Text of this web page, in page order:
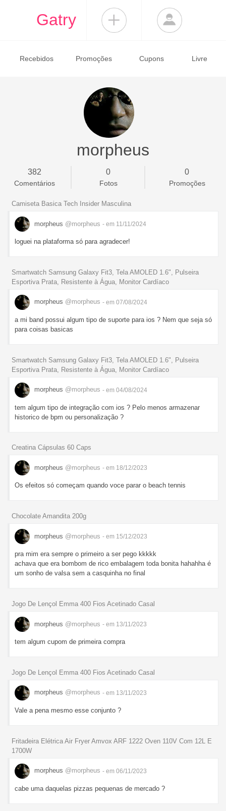
Gatry
Recebidos Promoções Cupons Livre
morpheus
382
Comentários
0
Fotos
0
Promoções
Camiseta Basica Tech Insider Masculina
morpheus @morpheus - em 11/11/2024
loguei na plataforma só para agradecer!
Smartwatch Samsung Galaxy Fit3, Tela AMOLED 1.6", Pulseira
Esportiva Prata, Resistente à Água, Monitor Cardíaco
morpheus @morpheus - em 07/08/2024
a mi band possui algum tipo de suporte para ios ? Nem que seja só
para coisas basicas
Smartwatch Samsung Galaxy Fit3, Tela AMOLED 1.6", Pulseira
Esportiva Prata, Resistente à Água, Monitor Cardíaco
morpheus @morpheus - em 04/08/2024
tem algum tipo de integração com ios ? Pelo menos armazenar
historico de bpm ou personalização ?
Creatina Cápsulas 60 Caps
morpheus @morpheus - em 18/12/2023
Os efeitos só começam quando voce parar o beach tennis
Chocolate Amandita 200g
morpheus @morpheus - em 15/12/2023
pra mim era sempre o primeiro a ser pego kkkkk
achava que era bombom de rico embalagem toda bonita hahahha é
um sonho de valsa sem a casquinha no final
Jogo De Lençol Emma 400 Fios Acetinado Casal
morpheus @morpheus - em 13/11/2023
tem algum cupom de primeira compra
Jogo De Lençol Emma 400 Fios Acetinado Casal
morpheus @morpheus - em 13/11/2023
Vale a pena mesmo esse conjunto ?
Fritadeira Elétrica Air Fryer Amvox ARF 1222 Oven 110V Com 12L E
1700W
morpheus @morpheus - em 06/11/2023
cabe uma daquelas pizzas pequenas de mercado ?